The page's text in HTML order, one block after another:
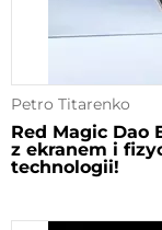
Petro Titarenko
Red Magic Dao
z ekranem i
technologii!